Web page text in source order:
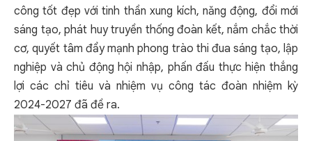
công tốt đẹp với tinh thần xung kích, năng động, đổi mới
sáng tạo, phát huy truyền thống đoàn kết, nắm chắc thời
cơ, quyết tâm đẩy mạnh phong trào thi đua sáng tạo, lập
nghiệp và chủ động hội nhập, phấn đấu thực hiện thắng
lợi các chỉ tiêu và nhiệm vụ công tác đoàn nhiệm kỳ
2024-2027 đã đề ra.